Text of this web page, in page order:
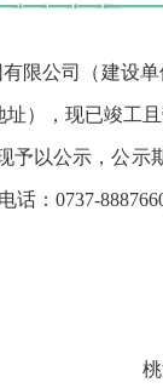
限公司（建设
），现已竣工且
以公示，公示
：0737-8887660
桃江